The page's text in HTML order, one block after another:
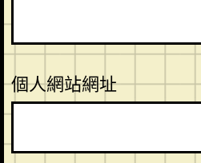
個人網站網址